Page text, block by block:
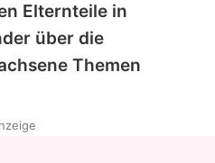
Elternteile in
über die
Themen